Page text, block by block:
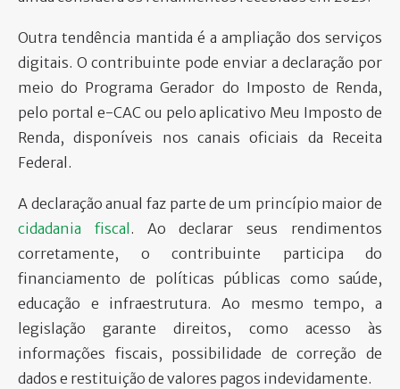
Outra tendência mantida é a ampliação dos serviços
digitais. O contribuinte pode enviar a declaração por
meio do Programa Gerador do Imposto de Renda,
pelo portal e-CAC ou pelo aplicativo Meu Imposto de
Renda, disponíveis nos canais oficiais da Receita
Federal.
A declaração anual faz parte de um princípio maior de
cidadania fiscal . Ao declarar seus rendimentos
corretamente, o contribuinte participa do
financiamento de políticas públicas como saúde,
educação e infraestrutura. Ao mesmo tempo, a
legislação garante direitos, como acesso às
informações fiscais, possibilidade de correção de
dados e restituição de valores pagos indevidamente.